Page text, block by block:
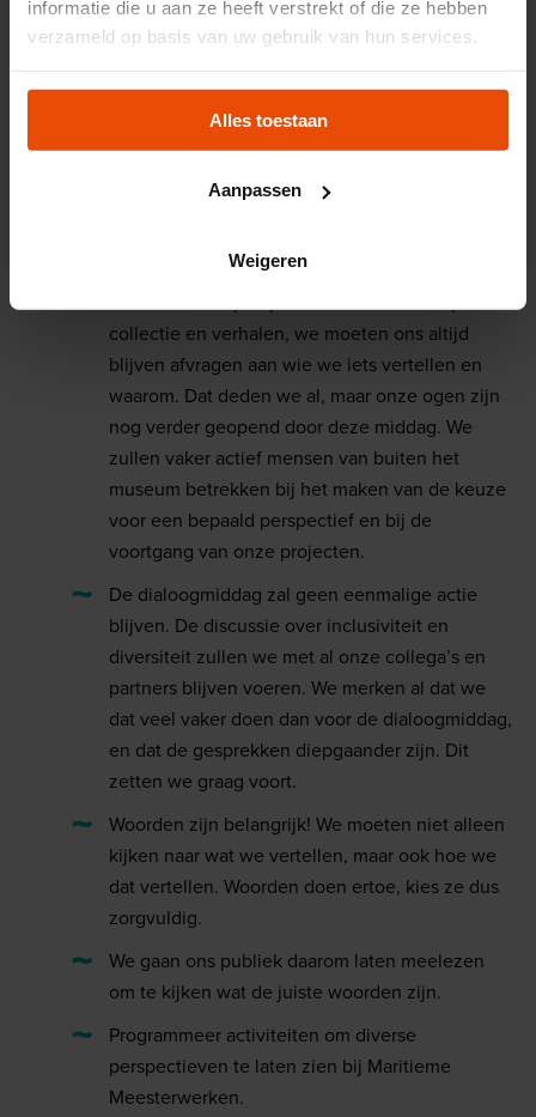
informatie die u aan ze heeft verstrekt of die ze hebben
verzameld op basis van uw gebruik van hun services.
Alles toestaan
Aanpassen
Weigeren
De conclusies
museum veel nieuwe inzichten gegeven in hoe om te
gaan met inclusiviteit en diversiteit. Naar aanleiding van
die inzichten gaan we ook echt dingen anders aanpakken.
Hieronder delen we graag onze belangrijkste inzichten en
Je kunt nooit helemaal volledig zijn: er zijn
collectie en verhalen, we moeten ons altijd
blijven afvragen aan wie we iets vertellen en
waarom. Dat deden we al, maar onze ogen zijn
nog verder geopend door deze middag. We
zullen vaker actief mensen van buiten het
museum betrekken bij het maken van de keuze
voor een bepaald perspectief en bij de
voortgang van onze projecten.
De dialoogmiddag zal geen eenmalige actie
blijven. De discussie over inclusiviteit en
diversiteit zullen we met al onze collega’s en
partners blijven voeren. We merken al dat we
dat veel vaker doen dan voor de dialoogmiddag,
en dat de gesprekken diepgaander zijn. Dit
zetten we graag voort.
Woorden zijn belangrijk! We moeten niet alleen
kijken naar wat we vertellen, maar ook hoe we
dat vertellen. Woorden doen ertoe, kies ze dus
zorgvuldig.
We gaan ons publiek daarom laten meelezen
om te kijken wat de juiste woorden zijn.
Programmeer activiteiten om diverse
perspectieven te laten zien bij Maritieme
Meesterwerken.